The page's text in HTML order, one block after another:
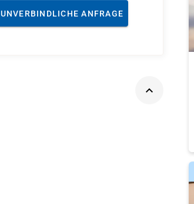
UNVERBINDLICHE ANFRAGE